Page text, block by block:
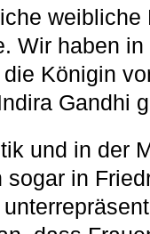
Wir haben
Königin
Gandhi
und in der
in